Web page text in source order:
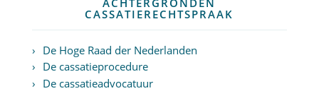
CASSATIERECHTSPRAAK
De Hoge Raad der Nederlanden
De cassatieprocedure
De cassatieadvocatuur